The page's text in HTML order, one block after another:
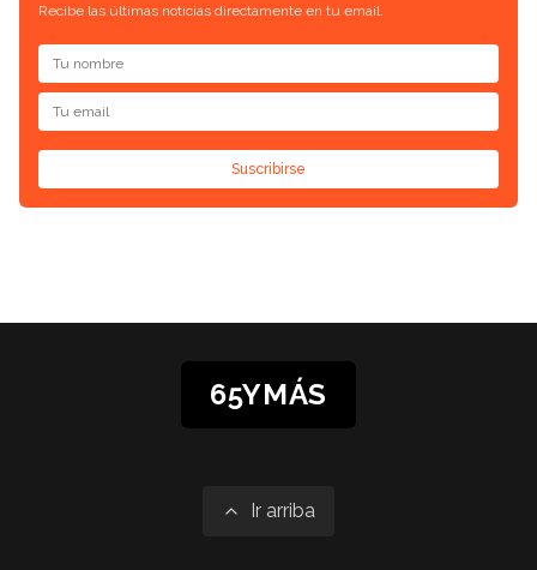
Recibe las últimas noticias directamente en tu email.
Suscribirse
65YMÁS
Ir arriba